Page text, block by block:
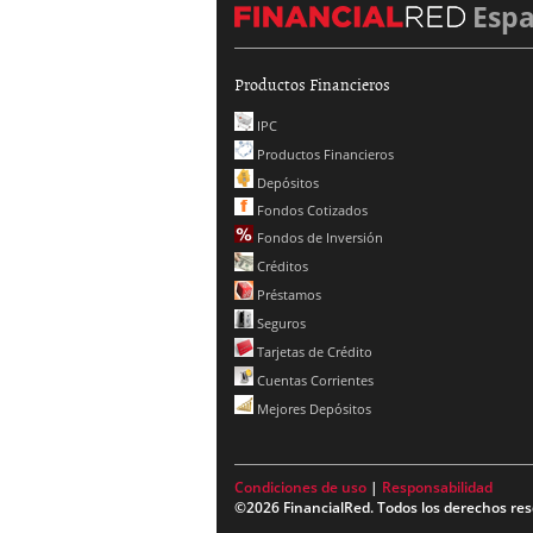
Productos Financieros
IPC
Productos Financieros
Depósitos
Fondos Cotizados
Fondos de Inversión
Créditos
Préstamos
Seguros
Tarjetas de Crédito
Cuentas Corrientes
Mejores Depósitos
Condiciones de uso | Responsabilidad
©2026 FinancialRed. Todos los derechos